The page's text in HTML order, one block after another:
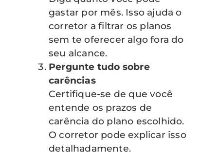
gastar por mês. Isso ajuda o
corretor a filtrar os planos
sem te oferecer algo fora do
seu alcance.
Pergunte tudo sobre
carências
Certifique-se de que você
entende os prazos de
carência do plano escolhido.
O corretor pode explicar isso
detalhadamente.